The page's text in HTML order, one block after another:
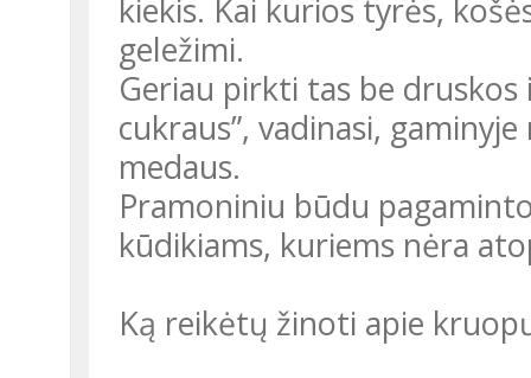
kiekis. Kai kurios tyrės,
geležimi.
Geriau pirkti tas be druskos
cukraus”, vadinasi,
medaus.
Pramoniniu būdu
kūdikiams, kuriems nėra
Ką reikėtų žinoti apie